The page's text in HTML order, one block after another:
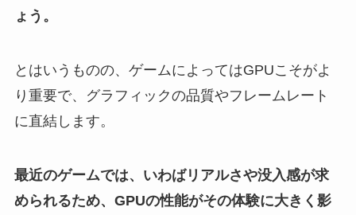
ょう。
とはいうものの、ゲームによってはGPUこそがよ
り重要で、グラフィックの品質やフレームレート
に直結します。
最近のゲームでは、いわばリアルさや没入感が求
められるため、GPUの性能がその体験に大きく影